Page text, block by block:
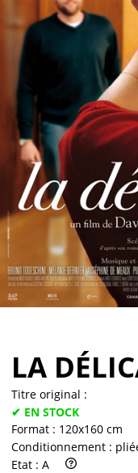
Vendre
LA
Titre original :
✔ EN STOCK
Format : 120x160 cm
Conditionnement :
Etat : A